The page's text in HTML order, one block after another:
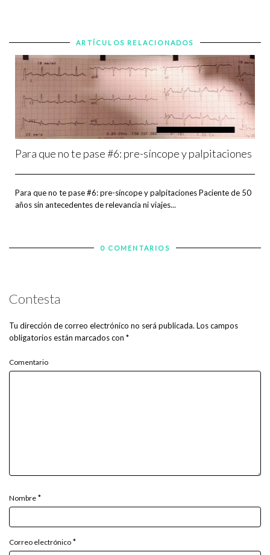
ARTÍCULOS RELACIONADOS
Para que no te pase #6: pre-síncope y palpitaciones
Para que no te pase #6: pre-síncope y palpitaciones Paciente de 50
años sin antecedentes de relevancia ni viajes...
0 COMENTARIOS
Contesta
Tu dirección de correo electrónico no será publicada. Los campos
obligatorios están marcados con *
Comentario
Nombre *
Correo electrónico *